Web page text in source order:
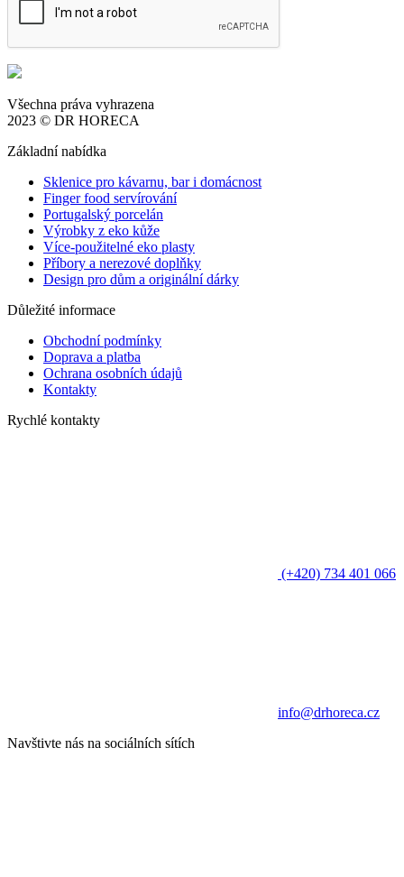
Všechna práva vyhrazena
2023 © DR HORECA
Základní nabídka
Sklenice pro kávarnu, bar i domácnost
Finger food servírování
Portugalský porcelán
Výrobky z eko kůže
Více-použitelné eko plasty
Příbory a nerezové doplňky
Design pro dům a originální dárky
Důležité informace
Obchodní podmínky
Doprava a platba
Ochrana osobních údajů
Kontakty
Rychlé kontakty
(+420) 734 401 066
info@drhoreca.cz
Navštivte nás na sociálních sítích